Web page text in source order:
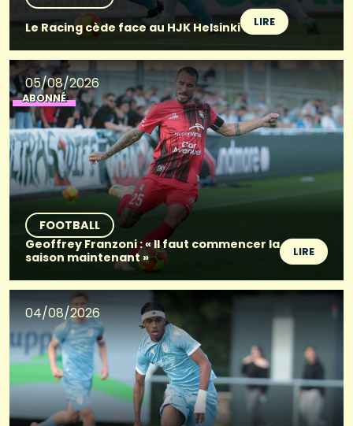
Le Racing cède face au HJK Helsinki
LIRE
05/08/2026
ABONNÉ
FOOTBALL
Geoffrey Franzoni : « Il faut commencer la
saison maintenant »
LIRE
04/08/2026